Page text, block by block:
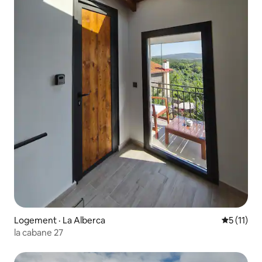
Logement · La Alberca Note
5 (11)
la cabane 27